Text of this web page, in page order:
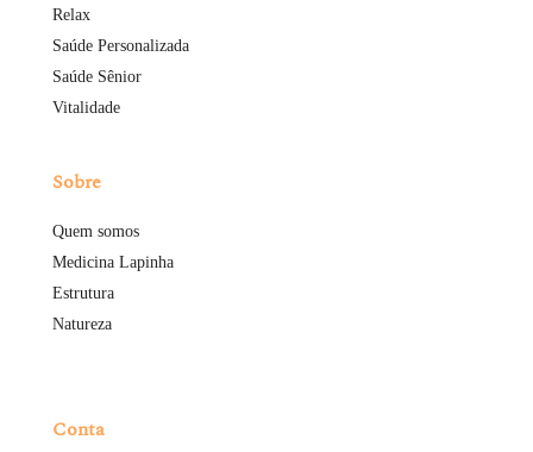
Relax
Saúde Personalizada
Saúde Sênior
Vitalidade
Sobre
Quem somos
Medicina Lapinha
Estrutura
Natureza
Conta